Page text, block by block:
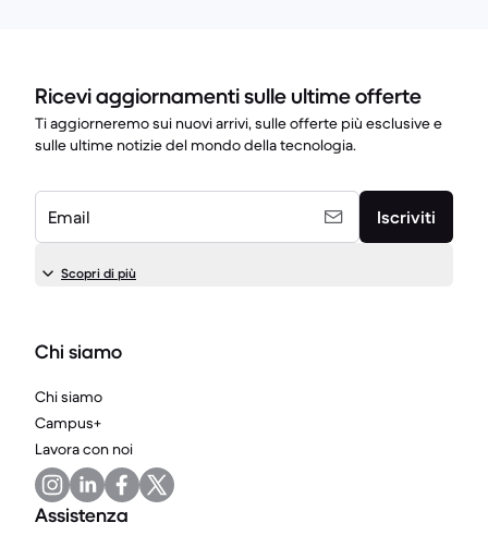
Ricevi aggiornamenti sulle ultime offerte
Ti aggiorneremo sui nuovi arrivi, sulle offerte più esclusive e
sulle ultime notizie del mondo della tecnologia.
Email Iscriviti
Scopri di più
Chi siamo
Chi siamo
Campus+
Lavora con noi
Assistenza